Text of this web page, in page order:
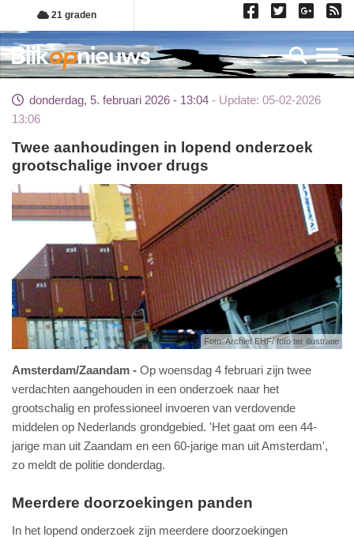
Overslaan
en
naar
de
gaan
21 graden
donderdag, 5. februari 2026 - 13:04
Update: 05-02-2026
13:06
Twee aanhoudingen in lopend onderzoek
grootschalige invoer drugs
Foto: Archief EHF/ foto ter illustratie
Amsterdam/Zaandam
Op woensdag 4 februari zijn twee
verdachten aangehouden in een onderzoek naar het
grootschalig en professioneel invoeren van verdovende
middelen op Nederlands grondgebied. 'Het gaat om een 44-
jarige man uit Zaandam en een 60-jarige man uit Amsterdam',
zo meldt de politie donderdag.
Meerdere doorzoekingen panden
In het lopend onderzoek zijn meerdere doorzoekingen